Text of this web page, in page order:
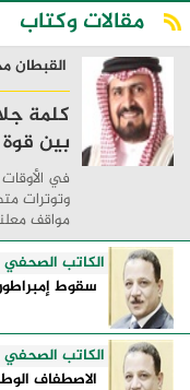
مقالات وكتاب
القبطان
كلمة
بين
في
وتوترات
مواقف
إدارتها
الكاتب
سقوط
الكاتب
الاصطفاف